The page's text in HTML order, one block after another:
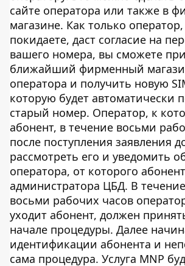
сайте оператора или также в
магазине. Как только
покидаете, даст согласие на
вашего номера, вы сможете
ближайший фирменный
оператора и получить новую
которую будет автоматически
старый номер. Оператор, к
абонент, в течение восьми
после поступления заявления
рассмотреть его и уведомить
оператора, от которого
администратора ЦБД. В
восьми рабочих часов
уходит абонент, должен
начале процедуры. Далее
идентификации абонента и
сама процедура. Услуга MNP